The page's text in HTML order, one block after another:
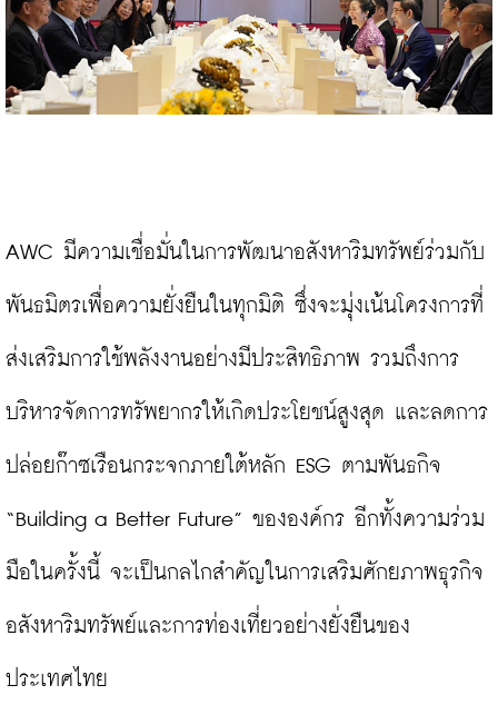
AWC มีความเชื่อมั่นในการพัฒนาอสังหาริมทรัพย์ร่วมกับ
พันธมิตรเพื่อความยั่งยืนในทุกมิติ ซึ่งจะมุ่งเน้นโครงการที่
ส่งเสริมการใช้พลังงานอย่างมีประสิทธิภาพ รวมถึงการ
บริหารจัดการทรัพยากรให้เกิดประโยชน์สูงสุด และลดการ
ปล่อยก๊าซเรือนกระจกภายใต้หลัก ESG ตามพันธกิจ
“Building a Better Future” ขององค์กร อีกทั้งความร่วม
มือในครั้งนี้ จะเป็นกลไกสำคัญในการเสริมศักยภาพธุรกิจ
อสังหาริมทรัพย์และการท่องเที่ยวอย่างยั่งยืนของ
ประเทศไทย